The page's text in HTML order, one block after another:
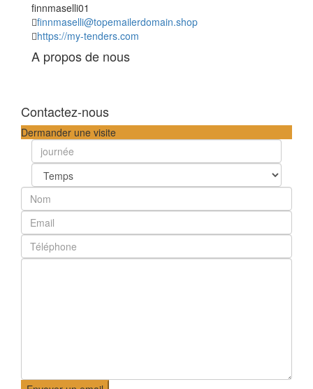
finnmaselli01
finnmaselli@topemailerdomain.shop
https://my-tenders.com
A propos de nous
Contactez-nous
Dermander une visite